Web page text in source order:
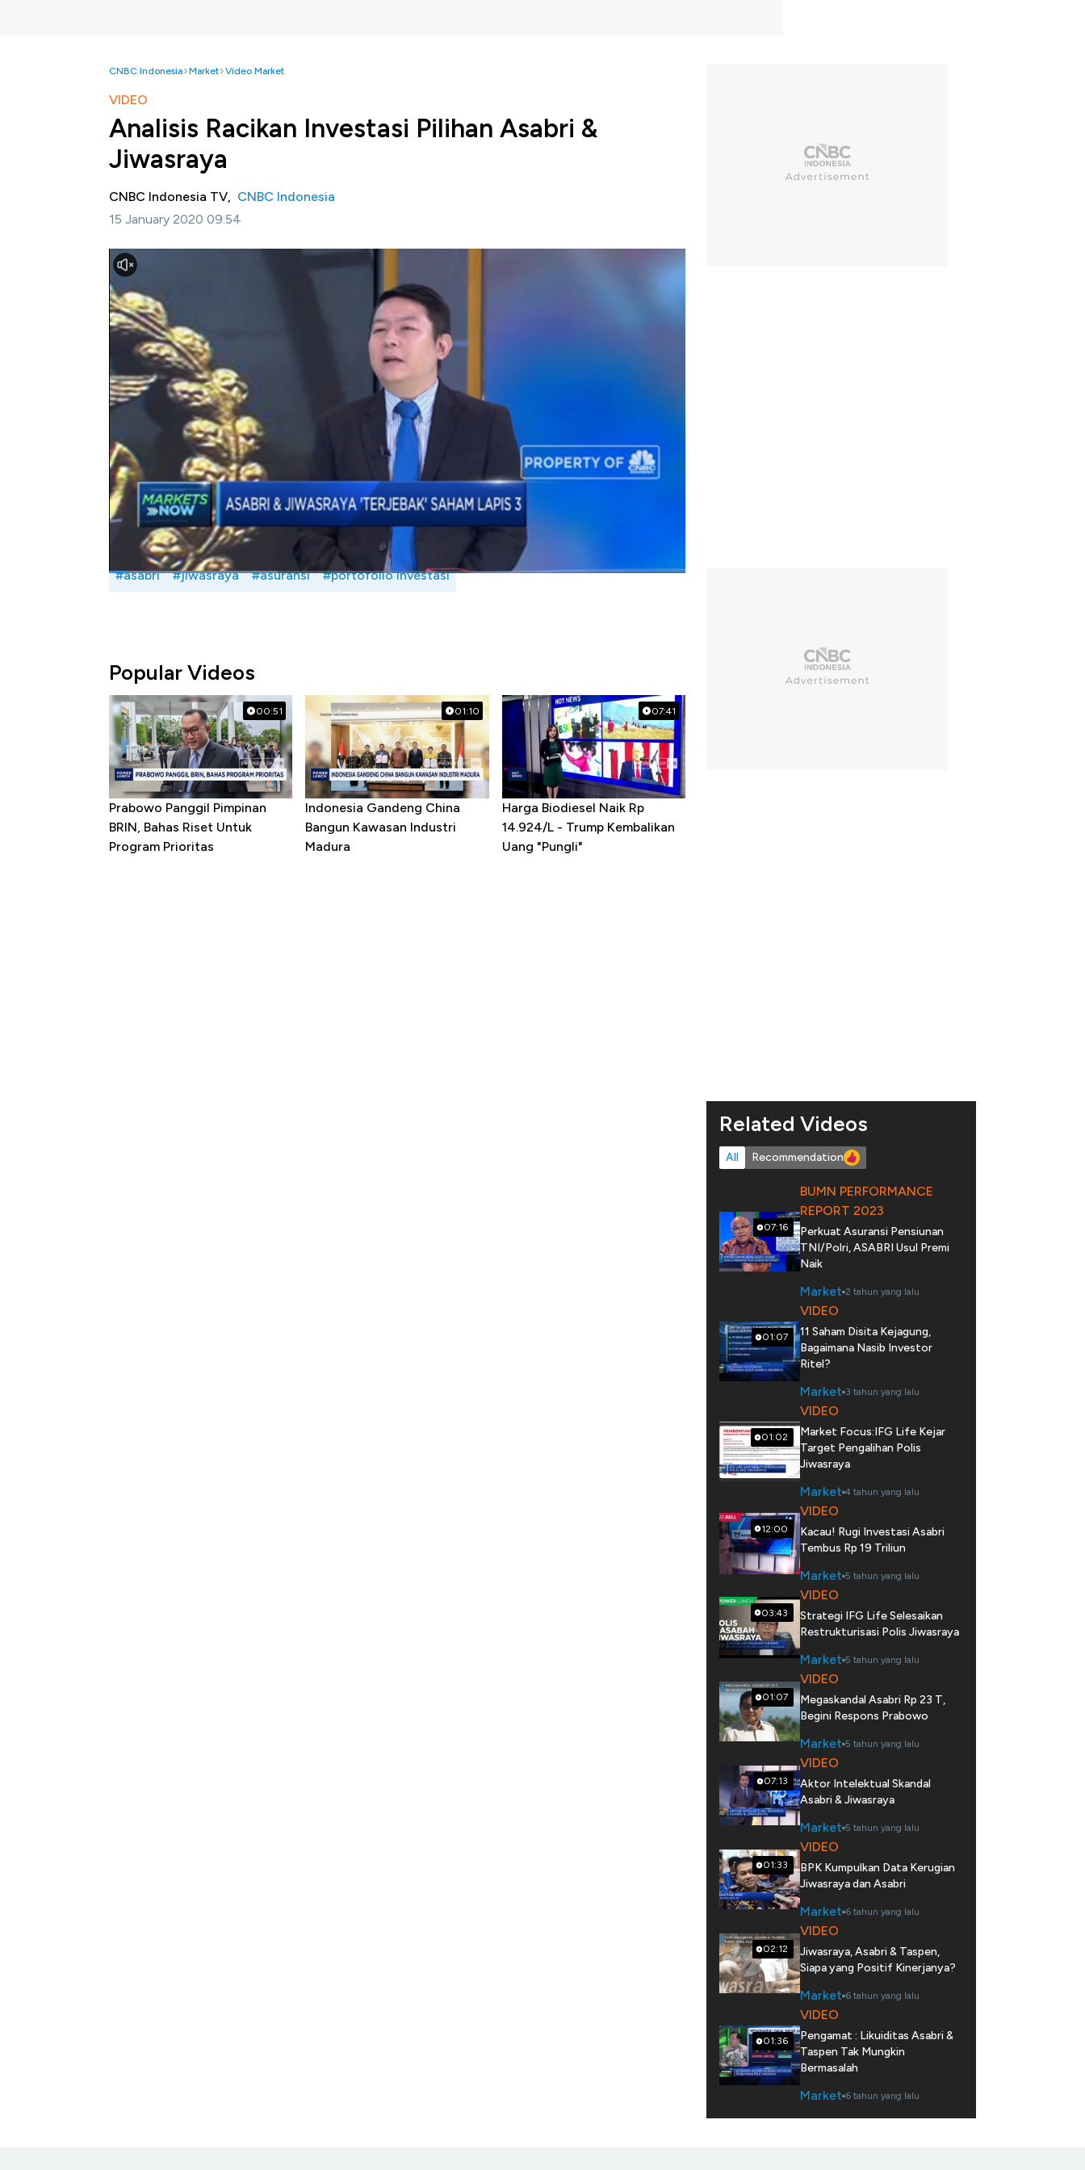
CNBC Indonesia Market Video Market
VIDEO
Analisis Racikan Investasi Pilihan Asabri &
Jiwasraya
CNBC Indonesia TV, CNBC Indonesia
15 January 2020 09:54
Jakarta, CNBC Indonesia-
Kasus yang menjerat Jiwasraya dan ASABRI disebut sebagai dampak
dari kurang matangya racikan portofolio investasi yang dilakukan oleh Asuransi plat merah ini.
Presiden Direktur CSA Institute, Aria Santoso menyebutkan bahwa dalam mengatur portofolio
penting untuk menghitung risiko dan pembobotan yang dilakukan oleh fund manajernya, termasuk
dalam memilih emiten. Dimana lebih dari 75% dari pilihan saham kedua asuransi ini adalah emiten
dengan performa yang belum menunjukan kemampuan menghasilkan keuntungan.
Seperti apa analis melihat portofolio investasi dari Jiwasraya dan ASABRI? Selengkapnya saksikan
dialog Erwin Surya Brata dengan Presiden Direktur CSA Institute, Aria Santoso dalam Squawk Box,
CNBC Indonesia (Rabu, 15/01/2020)
Bagikan:
#asabri #jiwasraya #asuransi #portofolio investasi
Popular Videos
00:51
Prabowo Panggil Pimpinan
BRIN, Bahas Riset Untuk
Program Prioritas
01:10
Indonesia Gandeng China
Bangun Kawasan Industri
Madura
07:41
Harga Biodiesel Naik Rp
14.924/L - Trump Kembalikan
Uang "Pungli"
Related Videos
All Recommendation
07:16
BUMN PERFORMANCE
REPORT 2023
Perkuat Asuransi Pensiunan
TNI/Polri, ASABRI Usul Premi
Naik
Market 2 tahun yang lalu
01:07
VIDEO
11 Saham Disita Kejagung,
Bagaimana Nasib Investor
Ritel?
Market 3 tahun yang lalu
01:02
VIDEO
Market Focus:IFG Life Kejar
Target Pengalihan Polis
Jiwasraya
Market 4 tahun yang lalu
12:00
VIDEO
Kacau! Rugi Investasi Asabri
Tembus Rp 19 Triliun
Market 5 tahun yang lalu
03:43
VIDEO
Strategi IFG Life Selesaikan
Restrukturisasi Polis Jiwasraya
Market 5 tahun yang lalu
01:07
VIDEO
Megaskandal Asabri Rp 23 T,
Begini Respons Prabowo
Market 5 tahun yang lalu
07:13
VIDEO
Aktor Intelektual Skandal
Asabri & Jiwasraya
Market 5 tahun yang lalu
01:33
VIDEO
BPK Kumpulkan Data Kerugian
Jiwasraya dan Asabri
Market 6 tahun yang lalu
02:12
VIDEO
Jiwasraya, Asabri & Taspen,
Siapa yang Positif Kinerjanya?
Market 6 tahun yang lalu
01:36
VIDEO
Pengamat : Likuiditas Asabri &
Taspen Tak Mungkin
Bermasalah
Market 6 tahun yang lalu